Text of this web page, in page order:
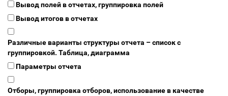
Вывод полей в отчетах, группировка полей
Вывод итогов в отчетах
Различные варианты структуры отчета – список с
группировкой. Таблица, диаграмма
Параметры отчета
Отборы, группировка отборов, использование в качестве